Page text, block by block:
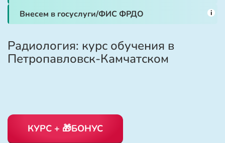
Внесем в госуслуги/ФИС ФРДО
i
Радиология: курс обучения в
Петропавловск-Камчатском
КУРС + 🎁БОНУС